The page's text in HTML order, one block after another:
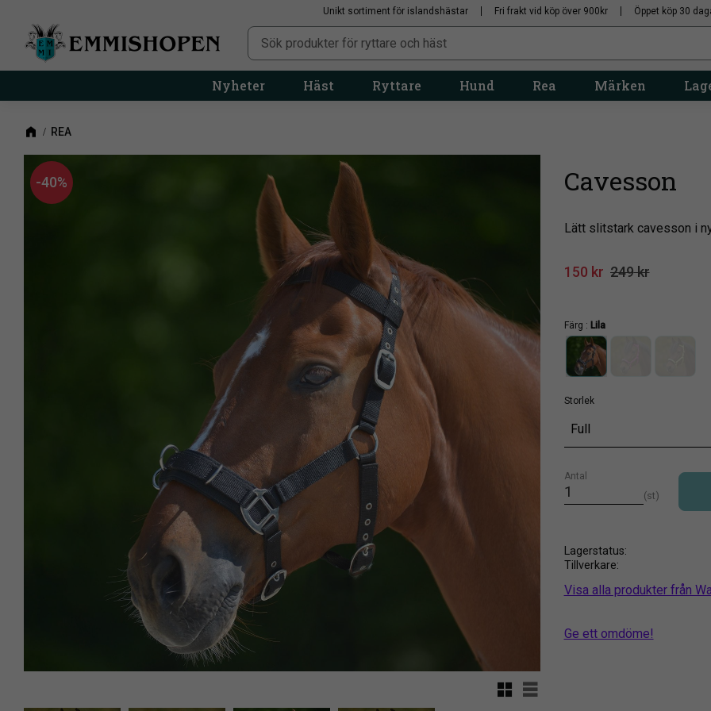
Unikt sortiment för islandshästar Fri frakt vid köp över 900kr Öppet köp 30
Nyheter Häst Ryttare Hund Rea Märken
REA
Cavesson
Lätt slitstark cavesson i
40%
Rutnätsvy
Listvy
Nedsatt pris:
150 kr Ordinarie pris:
249kr
Färg : Lila
Storlek
Full
Antal
st
Lagerstatus
Tillverkare
Visa alla produkter från
Ge ett omdöme!